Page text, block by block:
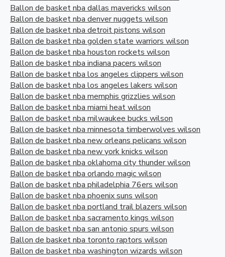
Ballon de basket nba dallas mavericks wilson
Ballon de basket nba denver nuggets wilson
Ballon de basket nba detroit pistons wilson
Ballon de basket nba golden state warriors wilson
Ballon de basket nba houston rockets wilson
Ballon de basket nba indiana pacers wilson
Ballon de basket nba los angeles clippers wilson
Ballon de basket nba los angeles lakers wilson
Ballon de basket nba memphis grizzlies wilson
Ballon de basket nba miami heat wilson
Ballon de basket nba milwaukee bucks wilson
Ballon de basket nba minnesota timberwolves wilson
Ballon de basket nba new orleans pelicans wilson
Ballon de basket nba new york knicks wilson
Ballon de basket nba oklahoma city thunder wilson
Ballon de basket nba orlando magic wilson
Ballon de basket nba philadelphia 76ers wilson
Ballon de basket nba phoenix suns wilson
Ballon de basket nba portland trail blazers wilson
Ballon de basket nba sacramento kings wilson
Ballon de basket nba san antonio spurs wilson
Ballon de basket nba toronto raptors wilson
Ballon de basket nba washington wizards wilson